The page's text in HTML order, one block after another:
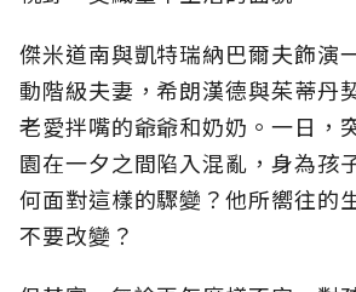
傑米道南與凱特瑞納巴爾夫飾演
動階級夫妻，希朗漢德與茱蒂丹
老愛拌嘴的爺爺和奶奶。一日，
園在一夕之間陷入混亂，身為孩
何面對這樣的驟變？他所嚮往的
不要改變？